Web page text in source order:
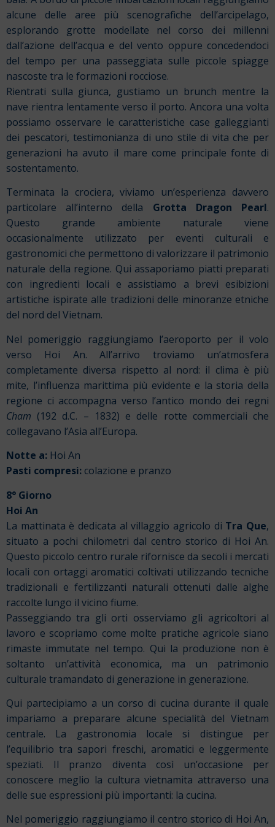
alcune delle aree più scenografiche dell’arcipelago,
esplorando grotte modellate nel corso dei millenni
dall’azione dell’acqua e del vento oppure concedendoci
del tempo per una passeggiata sulle piccole spiagge
nascoste tra le formazioni rocciose.
Rientrati sulla giunca, gustiamo un brunch mentre la
nave rientra lentamente verso il porto. Ancora una volta
possiamo osservare le caratteristiche case galleggianti
dei pescatori, testimonianza di uno stile di vita che per
generazioni ha avuto il mare come principale fonte di
sostentamento.
Terminata la crociera, viviamo un’esperienza davvero
particolare all’interno della Grotta Dragon Pearl.
Questo grande ambiente naturale viene
occasionalmente utilizzato per eventi culturali e
gastronomici che permettono di valorizzare il patrimonio
naturale della regione. Qui assaporiamo piatti preparati
con ingredienti locali e assistiamo a brevi esibizioni
artistiche ispirate alle tradizioni delle minoranze etniche
del nord del Vietnam.
Nel pomeriggio raggiungiamo l’aeroporto per il volo
verso Hoi An. All’arrivo troviamo un’atmosfera
completamente diversa rispetto al nord: il clima è più
mite, l’influenza marittima più evidente e la storia della
regione ci accompagna verso l’antico mondo dei regni
Cham (192 d.C. – 1832) e delle rotte commerciali che
collegavano l’Asia all’Europa.
Notte a: Hoi An
Pasti compresi: colazione e pranzo
8° Giorno
Hoi An
La mattinata è dedicata al villaggio agricolo di Tra Que,
situato a pochi chilometri dal centro storico di Hoi An.
Questo piccolo centro rurale rifornisce da secoli i mercati
locali con ortaggi aromatici coltivati utilizzando tecniche
tradizionali e fertilizzanti naturali ottenuti dalle alghe
raccolte lungo il vicino fiume.
Passeggiando tra gli orti osserviamo gli agricoltori al
lavoro e scopriamo come molte pratiche agricole siano
rimaste immutate nel tempo. Qui la produzione non è
soltanto un’attività economica, ma un patrimonio
culturale tramandato di generazione in generazione.
Qui partecipiamo a un corso di cucina durante il quale
impariamo a preparare alcune specialità del Vietnam
centrale. La gastronomia locale si distingue per
l’equilibrio tra sapori freschi, aromatici e leggermente
speziati. Il pranzo diventa così un’occasione per
conoscere meglio la cultura vietnamita attraverso una
delle sue espressioni più importanti: la cucina.
Nel pomeriggio raggiungiamo il centro storico di Hoi An,